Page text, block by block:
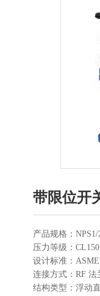
带限位开
产品规格：NPS1/
压力等级：
设计标准：
连接方式：RF 法
结构类型：浮动